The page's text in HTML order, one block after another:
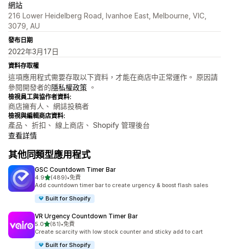
網站
216 Lower Heidelberg Road, Ivanhoe East, Melbourne, VIC,
3079, AU
發布日期
2022年3月17日
資料存取權
這項應用程式需要存取以下資料，才能在商店中正常運作。 原因請
參閱開發者的隱私權政策 。
檢視員工與協作者資料:
商店擁有人、 網誌投稿者
檢視與編輯商店資料:
產品、 折扣、 線上商店、 Shopify 管理後台
查看詳情
其他同類型應用程式
GSC Countdown Timer Bar
4.9滿分 5 顆星
(489)
共有 489 則評價
•免費
Add countdown timer bar to create urgency & boost flash sales
Built for Shopify
VR Urgency Countdown Timer Bar
5.0滿分 5 顆星
(81)
共有 81 則評價
•免費
Create scarcity with low stock counter and sticky add to cart
Built for Shopify